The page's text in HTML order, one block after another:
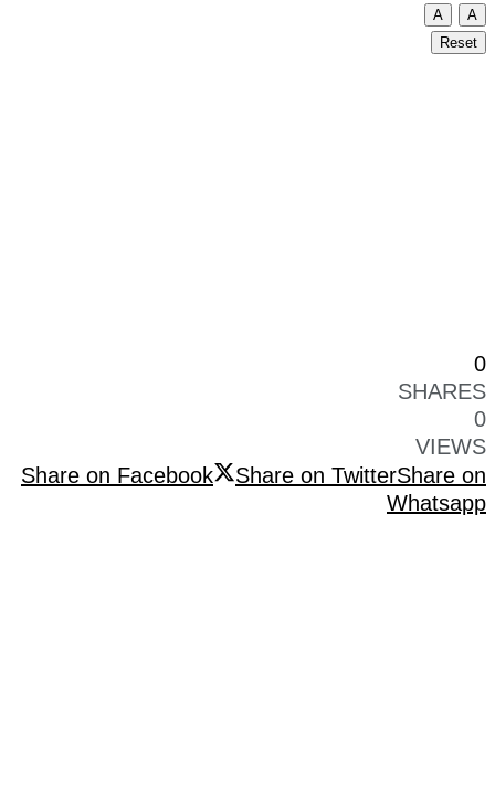
A
A
Reset
0
SHARES
0
VIEWS
Share on Facebook
Share on TwitterShare on
Whatsapp